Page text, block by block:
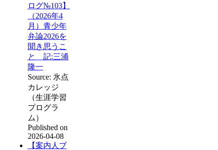
ログ№103】
（2026年4
月）青少年
弁論2026を
聞き思うこ
と 記:三浦
隆一
Source: 氷点
カレッジ
（生涯学習
プログラ
ム）
Published on
2026-04-08
【案内人ブ